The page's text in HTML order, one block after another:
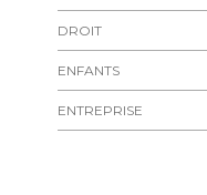
DROIT
ENFANTS
ENTREPRISE